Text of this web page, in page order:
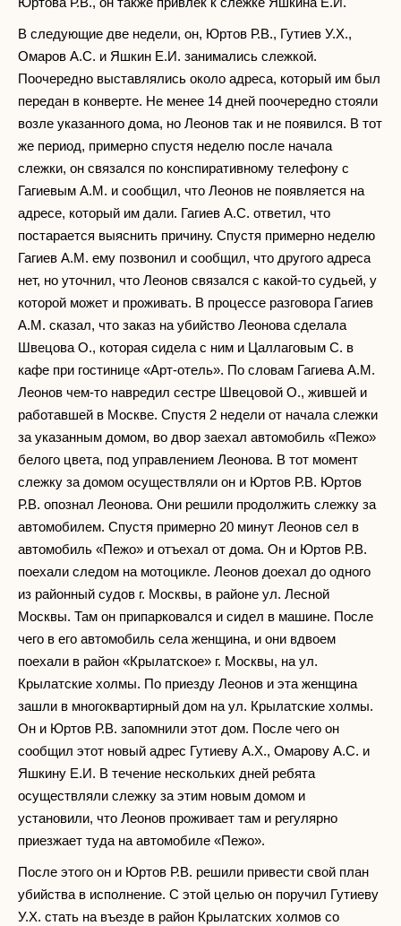
В следующие две недели, он, Юртов Р.В., Гутиев У.Х.,
Омаров А.С. и Яшкин Е.И. занимались слежкой.
Поочередно выставлялись около адреса, который им был
передан в конверте. Не менее 14 дней поочередно стояли
возле указанного дома, но Леонов так и не появился. В тот
же период, примерно спустя неделю после начала
слежки, он связался по конспиративному телефону с
Гагиевым А.М. и сообщил, что Леонов не появляется на
адресе, который им дали. Гагиев А.С. ответил, что
постарается выяснить причину. Спустя примерно неделю
Гагиев А.М. ему позвонил и сообщил, что другого адреса
нет, но уточнил, что Леонов связался с какой-то судьей, у
которой может и проживать. В процессе разговора Гагиев
А.М. сказал, что заказ на убийство Леонова сделала
Швецова О., которая сидела с ним и Цаллаговым С. в
кафе при гостинице «Арт-отель». По словам Гагиева А.М.
Леонов чем-то навредил сестре Швецовой О., жившей и
работавшей в Москве. Спустя 2 недели от начала слежки
за указанным домом, во двор заехал автомобиль «Пежо»
белого цвета, под управлением Леонова. В тот момент
слежку за домом осуществляли он и Юртов Р.В. Юртов
Р.В. опознал Леонова. Они решили продолжить слежку за
автомобилем. Спустя примерно 20 минут Леонов сел в
автомобиль «Пежо» и отъехал от дома. Он и Юртов Р.В.
поехали следом на мотоцикле. Леонов доехал до одного
из районный судов г. Москвы, в районе ул. Лесной
Москвы. Там он припарковался и сидел в машине. После
чего в его автомобиль села женщина, и они вдвоем
поехали в район «Крылатское» г. Москвы, на ул.
Крылатские холмы. По приезду Леонов и эта женщина
зашли в многоквартирный дом на ул. Крылатские холмы.
Он и Юртов Р.В. запомнили этот дом. После чего он
сообщил этот новый адрес Гутиеву А.Х., Омарову А.С. и
Яшкину Е.И. В течение нескольких дней ребята
осуществляли слежку за этим новым домом и
установили, что Леонов проживает там и регулярно
приезжает туда на автомобиле «Пежо».
После этого он и Юртов Р.В. решили привести свой план
убийства в исполнение. С этой целью он поручил Гутиеву
У.Х. стать на въезде в район Крылатских холмов со